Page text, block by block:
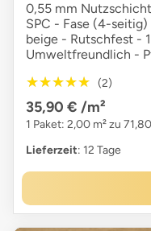
0,55 mm
SPC - Fase (4-
beige - Rutschfest -
Umweltfreundlich -
★★★★★
★★★★★ (2)
35,90 € /m²
1 Paket: 2,00 m² zu
Lieferzeit: 12 Tage